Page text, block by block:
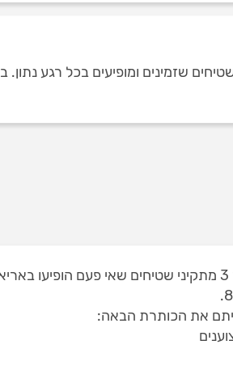
את הכותרת הבאה: